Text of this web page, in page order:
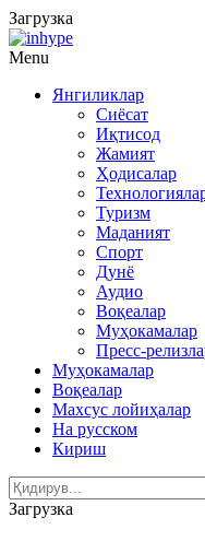
Загрузка
Menu
Янгиликлар
Сиёсат
Иқтисод
Жамият
Ҳодисалар
Туризм
Маданият
Спорт
Дунё
Аудио
Воқеалар
Муҳокамалар
Пресс-
Муҳокамалар
Воқеалар
Махсус лойиҳалар
На русском
Кириш
Загрузка